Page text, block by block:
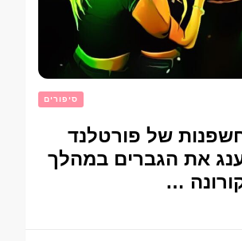
סיפורים
של פורטלנד
את הגברים במהלך
…